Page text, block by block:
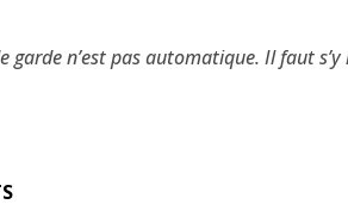
garde n’est pas automatique. Il faut